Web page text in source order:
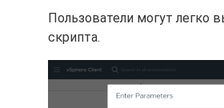
Пользователи могут легко
скрипта.